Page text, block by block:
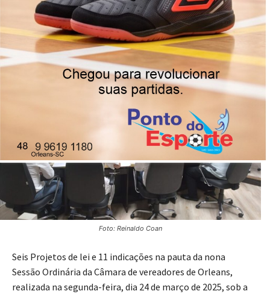
Diversos projetos e
indicações aprovados na
Sessão Legislativa em Orleans
Publicado por Imprensa News Sul 24/03/2025
Foto: Reinaldo Coan
Seis Projetos de lei e 11 indicações na pauta da nona
Sessão Ordinária da Câmara de vereadores de Orleans,
realizada na segunda-feira, dia 24 de março de 2025, sob a